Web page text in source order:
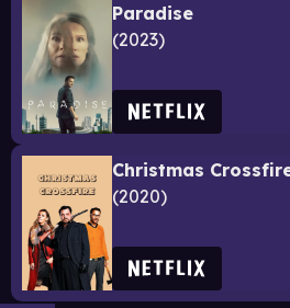
Paradise
2023
Christmas
2020